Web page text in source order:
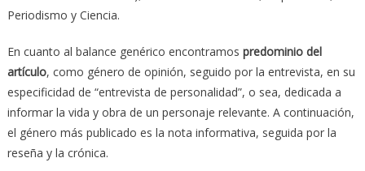
Periodismo y Ciencia.
En cuanto al balance genérico encontramos predominio del
artículo, como género de opinión, seguido por la entrevista, en su
especificidad de “entrevista de personalidad”, o sea, dedicada a
informar la vida y obra de un personaje relevante. A continuación,
el género más publicado es la nota informativa, seguida por la
reseña y la crónica.